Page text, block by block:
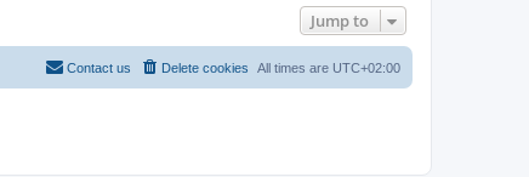
Jump to
All times are UTC+02:00
Delete cookies
Contact us